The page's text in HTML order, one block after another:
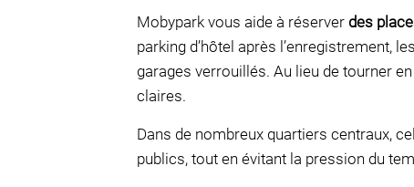
Mobypark vous aide à réserver des
parking d’hôtel après l’enregistrement,
garages verrouillés. Au lieu de tourner
claires.
Dans de nombreux quartiers centraux,
publics, tout en évitant la pression du